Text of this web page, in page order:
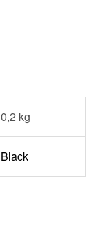
0,2 kg
Black